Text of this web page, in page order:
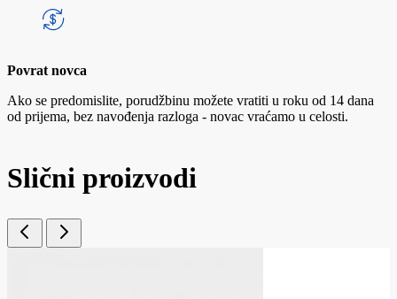
Povrat novca
Ako se predomislite, porudžbinu možete vratiti u roku od 14 dana
od prijema, bez navođenja razloga - novac vraćamo u celosti.
Slični proizvodi